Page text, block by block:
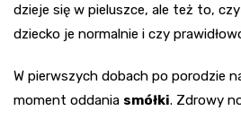
dzieje się w pieluszce, ale też to,
dziecko je normalnie i czy
W pierwszych dobach po porodzie
moment oddania smółki. Zdrowy